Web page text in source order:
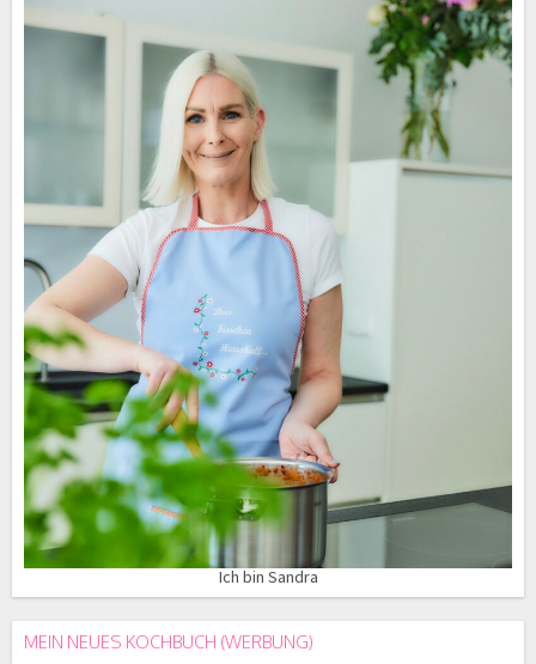
Ich bin Sandra
MEIN NEUES KOCHBUCH (WERBUNG)